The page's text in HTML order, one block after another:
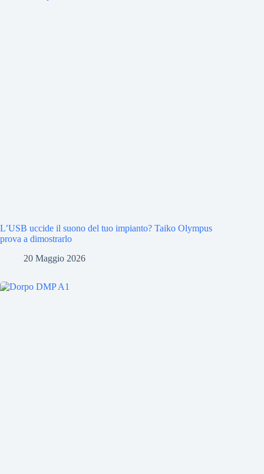
L’USB uccide il suono del tuo impianto? Taiko Olympus
prova a dimostrarlo
20 Maggio 2026